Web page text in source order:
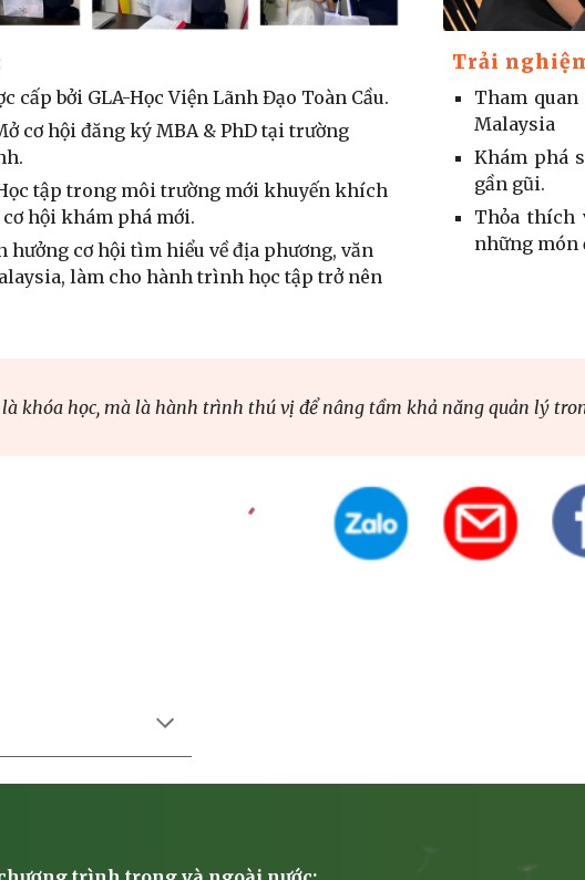
cấp bởi GLA-Học Viện Lãnh Đạo Toàn Cầu.
cơ hội đăng ký MBA & PhD tại trường
tập trong môi trường mới khuyến khích
hội khám phá mới.
hưởng cơ hội tìm hiểu về địa phương, văn
làm cho hành trình học tập trở nên
Trải
Tham
Malaysia
Khám phá
gần gũi.
Thỏa thích
những món
khóa học, mà là hành trình thú vị để nâng tầm khả năng quản lý